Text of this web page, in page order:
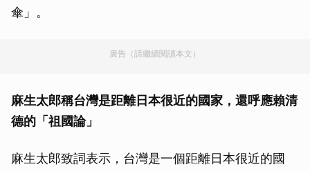
傘」。
廣告（請繼續閱讀本文）
麻生太郎稱台灣是距離日本很近的國家，還呼應賴清
德的「祖國論」
麻生太郎致詞表示，台灣是一個距離日本很近的國